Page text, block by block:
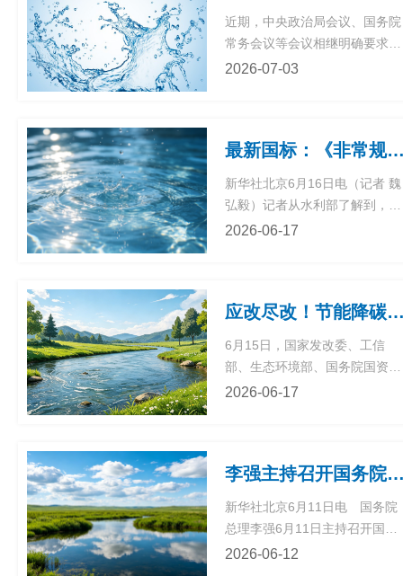
诺
水
展
媒
体
中
心
旅
交
州
深
圳
深
深
圳
深
圳
深
中
文
English
日
語
几年下来，成效明显。2025年
城区再生水利用量达到7927万
方米，比2021年增长了7
近期，中央政治局会议、国务院
常务会议等会议相继明确要求加
强水网、新型电网、算力网、新
网”？一图梳理↓
2026-07-03
最新国标：《非常规水开发利用规
新华社北京6月16日电（记者 魏
弘毅）记者从水利部了解到，经
国家市场监督管理总局、国家标
程》近日正式发布。该标准将于
解到，规程共8章、5个附录，主
要内容包括范围、规范性引用文
件、术语和定义、总则、
2026-06-17
应改尽改！节能降碳三年行动，环
6月15日，国家发改委、工信
部、生态环境部、国务院国资
委、国家能源局五部门联合印发
大工程之一。此前中办、国办已
中和顶层指导文件，本次通知接
续2024—2025节能降碳行动方
案，标志全国节能降碳工作
2026-06-17
李强主持召开国务院常务会议 审议通过《美丽中国
新华社北京6月11日电 国务院
总理李强6月11日主持召开国务
院常务会议，贯彻落实习近平总
2026-06-12